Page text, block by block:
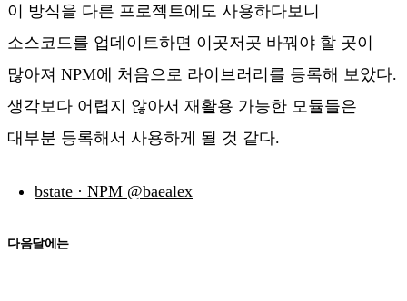
이 방식을 다른 프로젝트에도 사용하다보니
소스코드를 업데이트하면 이곳저곳 바꿔야 할 곳이
많아져 NPM에 처음으로 라이브러리를 등록해 보았다.
생각보다 어렵지 않아서 재활용 가능한 모듈들은
대부분 등록해서 사용하게 될 것 같다.
bstate · NPM @baealex
다음달에는